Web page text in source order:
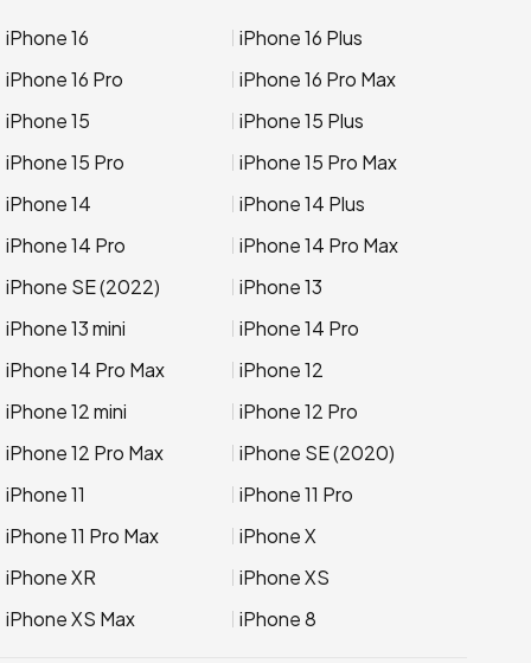
iPhone 16
iPhone 16 Plus
iPhone 16 Pro
iPhone 16 Pro Max
iPhone 15
iPhone 15 Plus
iPhone 15 Pro
iPhone 15 Pro Max
iPhone 14
iPhone 14 Plus
iPhone 14 Pro
iPhone 14 Pro Max
iPhone SE (2022)
iPhone 13
iPhone 13 mini
iPhone 14 Pro
iPhone 14 Pro Max
iPhone 12
iPhone 12 mini
iPhone 12 Pro
iPhone 12 Pro Max
iPhone SE (2020)
iPhone 11
iPhone 11 Pro
iPhone 11 Pro Max
iPhone X
iPhone XR
iPhone XS
iPhone XS Max
iPhone 8